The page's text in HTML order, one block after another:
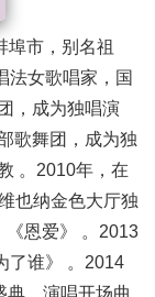
埠市，别名祖
法女歌唱家，国
，成为独唱演
歌舞团，成为独
。2010年，在
也纳金色大厅独
《恩爱》 。2013
了谁》 。2014
典，演唱开场曲